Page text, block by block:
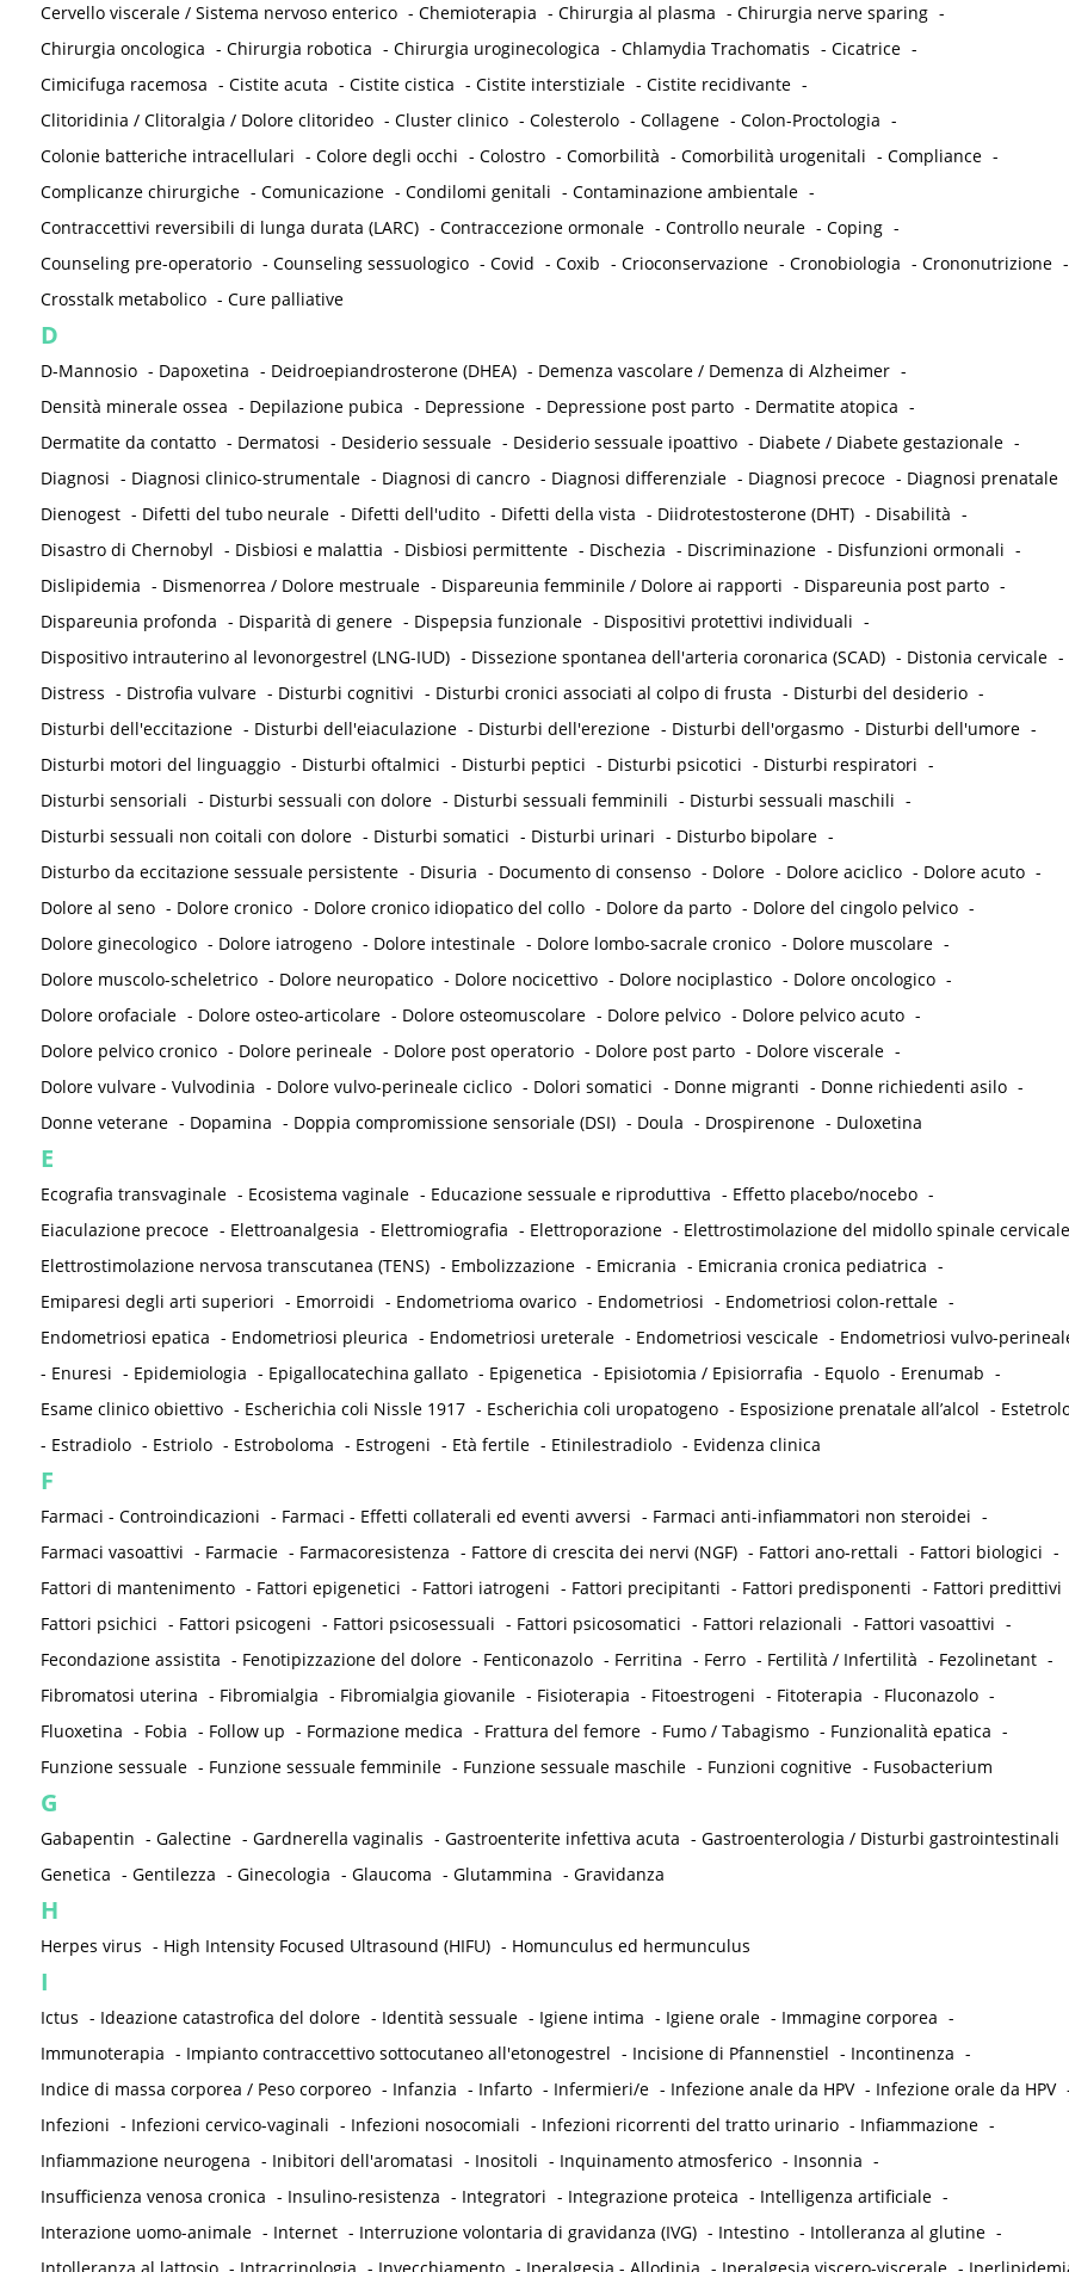
Cervello viscerale / Sistema nervoso enterico - Chemioterapia - Chirurgia al plasma - Chirurgia nerve sparing -
Chirurgia oncologica - Chirurgia robotica - Chirurgia uroginecologica - Chlamydia Trachomatis - Cicatrice -
Cimicifuga racemosa - Cistite acuta - Cistite cistica - Cistite interstiziale - Cistite recidivante -
Clitoridinia / Clitoralgia / Dolore clitorideo - Cluster clinico - Colesterolo - Collagene - Colon-Proctologia -
Colonie batteriche intracellulari - Colore degli occhi - Colostro - Comorbilità - Comorbilità urogenitali - Compliance -
Complicanze chirurgiche - Comunicazione - Condilomi genitali - Contaminazione ambientale -
Contraccettivi reversibili di lunga durata (LARC) - Contraccezione ormonale - Controllo neurale - Coping -
Counseling pre-operatorio - Counseling sessuologico - Covid - Coxib - Crioconservazione - Cronobiologia - Crononutrizione -
Crosstalk metabolico - Cure palliative
D
D-Mannosio - Dapoxetina - Deidroepiandrosterone (DHEA) - Demenza vascolare / Demenza di Alzheimer -
Densità minerale ossea - Depilazione pubica - Depressione - Depressione post parto - Dermatite atopica -
Dermatite da contatto - Dermatosi - Desiderio sessuale - Desiderio sessuale ipoattivo - Diabete / Diabete gestazionale -
Diagnosi - Diagnosi clinico-strumentale - Diagnosi di cancro - Diagnosi differenziale - Diagnosi precoce - Diagnosi prenatale
Dienogest - Difetti del tubo neurale - Difetti dell'udito - Difetti della vista - Diidrotestosterone (DHT) - Disabilità -
Disastro di Chernobyl - Disbiosi e malattia - Disbiosi permittente - Dischezia - Discriminazione - Disfunzioni ormonali -
Dislipidemia - Dismenorrea / Dolore mestruale - Dispareunia femminile / Dolore ai rapporti - Dispareunia post parto -
Dispareunia profonda - Disparità di genere - Dispepsia funzionale - Dispositivi protettivi individuali -
Dispositivo intrauterino al levonorgestrel (LNG-IUD) - Dissezione spontanea dell'arteria coronarica (SCAD) - Distonia cervicale -
Distress - Distrofia vulvare - Disturbi cognitivi - Disturbi cronici associati al colpo di frusta - Disturbi del desiderio -
Disturbi dell'eccitazione - Disturbi dell'eiaculazione - Disturbi dell'erezione - Disturbi dell'orgasmo - Disturbi dell'umore -
Disturbi motori del linguaggio - Disturbi oftalmici - Disturbi peptici - Disturbi psicotici - Disturbi respiratori -
Disturbi sensoriali - Disturbi sessuali con dolore - Disturbi sessuali femminili - Disturbi sessuali maschili -
Disturbi sessuali non coitali con dolore - Disturbi somatici - Disturbi urinari - Disturbo bipolare -
Disturbo da eccitazione sessuale persistente - Disuria - Documento di consenso - Dolore - Dolore aciclico - Dolore acuto -
Dolore al seno - Dolore cronico - Dolore cronico idiopatico del collo - Dolore da parto - Dolore del cingolo pelvico -
Dolore ginecologico - Dolore iatrogeno - Dolore intestinale - Dolore lombo-sacrale cronico - Dolore muscolare -
Dolore muscolo-scheletrico - Dolore neuropatico - Dolore nocicettivo - Dolore nociplastico - Dolore oncologico -
Dolore orofaciale - Dolore osteo-articolare - Dolore osteomuscolare - Dolore pelvico - Dolore pelvico acuto -
Dolore pelvico cronico - Dolore perineale - Dolore post operatorio - Dolore post parto - Dolore viscerale -
Dolore vulvare - Vulvodinia - Dolore vulvo-perineale ciclico - Dolori somatici - Donne migranti - Donne richiedenti asilo -
Donne veterane - Dopamina - Doppia compromissione sensoriale (DSI) - Doula - Drospirenone - Duloxetina
E
Ecografia transvaginale - Ecosistema vaginale - Educazione sessuale e riproduttiva - Effetto placebo/nocebo -
Eiaculazione precoce - Elettroanalgesia - Elettromiografia - Elettroporazione - Elettrostimolazione del midollo spinale cervicale
Elettrostimolazione nervosa transcutanea (TENS) - Embolizzazione - Emicrania - Emicrania cronica pediatrica -
Emiparesi degli arti superiori - Emorroidi - Endometrioma ovarico - Endometriosi - Endometriosi colon-rettale -
Endometriosi epatica - Endometriosi pleurica - Endometriosi ureterale - Endometriosi vescicale - Endometriosi vulvo-
- Enuresi - Epidemiologia - Epigallocatechina gallato - Epigenetica - Episiotomia / Episiorrafia - Equolo - Erenumab -
Esame clinico obiettivo - Escherichia coli Nissle 1917 - Escherichia coli uropatogeno - Esposizione prenatale all’alcol -
- Estradiolo - Estriolo - Estroboloma - Estrogeni - Età fertile - Etinilestradiolo - Evidenza clinica
F
Farmaci - Controindicazioni - Farmaci - Effetti collaterali ed eventi avversi - Farmaci anti-infiammatori non steroidei -
Farmaci vasoattivi - Farmacie - Farmacoresistenza - Fattore di crescita dei nervi (NGF) - Fattori ano-rettali - Fattori biologici -
Fattori di mantenimento - Fattori epigenetici - Fattori iatrogeni - Fattori precipitanti - Fattori predisponenti - Fattori predittivi
Fattori psichici - Fattori psicogeni - Fattori psicosessuali - Fattori psicosomatici - Fattori relazionali - Fattori vasoattivi -
Fecondazione assistita - Fenotipizzazione del dolore - Fenticonazolo - Ferritina - Ferro - Fertilità / Infertilità - Fezolinetant -
Fibromatosi uterina - Fibromialgia - Fibromialgia giovanile - Fisioterapia - Fitoestrogeni - Fitoterapia - Fluconazolo -
Fluoxetina - Fobia - Follow up - Formazione medica - Frattura del femore - Fumo / Tabagismo - Funzionalità epatica -
Funzione sessuale - Funzione sessuale femminile - Funzione sessuale maschile - Funzioni cognitive - Fusobacterium
G
Gabapentin - Galectine - Gardnerella vaginalis - Gastroenterite infettiva acuta - Gastroenterologia / Disturbi gastrointestinali
Genetica - Gentilezza - Ginecologia - Glaucoma - Glutammina - Gravidanza
H
Herpes virus - High Intensity Focused Ultrasound (HIFU) - Homunculus ed hermunculus
I
Ictus - Ideazione catastrofica del dolore - Identità sessuale - Igiene intima - Igiene orale - Immagine corporea -
Immunoterapia - Impianto contraccettivo sottocutaneo all'etonogestrel - Incisione di Pfannenstiel - Incontinenza -
Indice di massa corporea / Peso corporeo - Infanzia - Infarto - Infermieri/e - Infezione anale da HPV - Infezione orale da HPV
Infezioni - Infezioni cervico-vaginali - Infezioni nosocomiali - Infezioni ricorrenti del tratto urinario - Infiammazione -
Infiammazione neurogena - Inibitori dell'aromatasi - Inositoli - Inquinamento atmosferico - Insonnia -
Insufficienza venosa cronica - Insulino-resistenza - Integratori - Integrazione proteica - Intelligenza artificiale -
Interazione uomo-animale - Internet - Interruzione volontaria di gravidanza (IVG) - Intestino - Intolleranza al glutine -